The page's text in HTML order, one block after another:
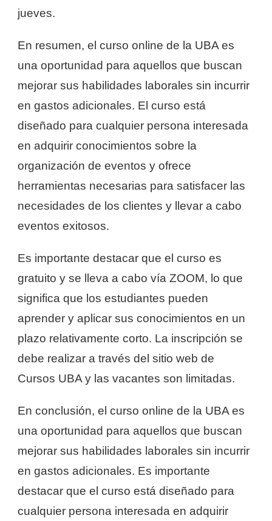
jueves.
En resumen, el curso online de la UBA es
una oportunidad para aquellos que buscan
mejorar sus habilidades laborales sin incurrir
en gastos adicionales. El curso está
diseñado para cualquier persona interesada
en adquirir conocimientos sobre la
organización de eventos y ofrece
herramientas necesarias para satisfacer las
necesidades de los clientes y llevar a cabo
eventos exitosos.
Es importante destacar que el curso es
gratuito y se lleva a cabo vía ZOOM, lo que
significa que los estudiantes pueden
aprender y aplicar sus conocimientos en un
plazo relativamente corto. La inscripción se
debe realizar a través del sitio web de
Cursos UBA y las vacantes son limitadas.
En conclusión, el curso online de la UBA es
una oportunidad para aquellos que buscan
mejorar sus habilidades laborales sin incurrir
en gastos adicionales. Es importante
destacar que el curso está diseñado para
cualquier persona interesada en adquirir